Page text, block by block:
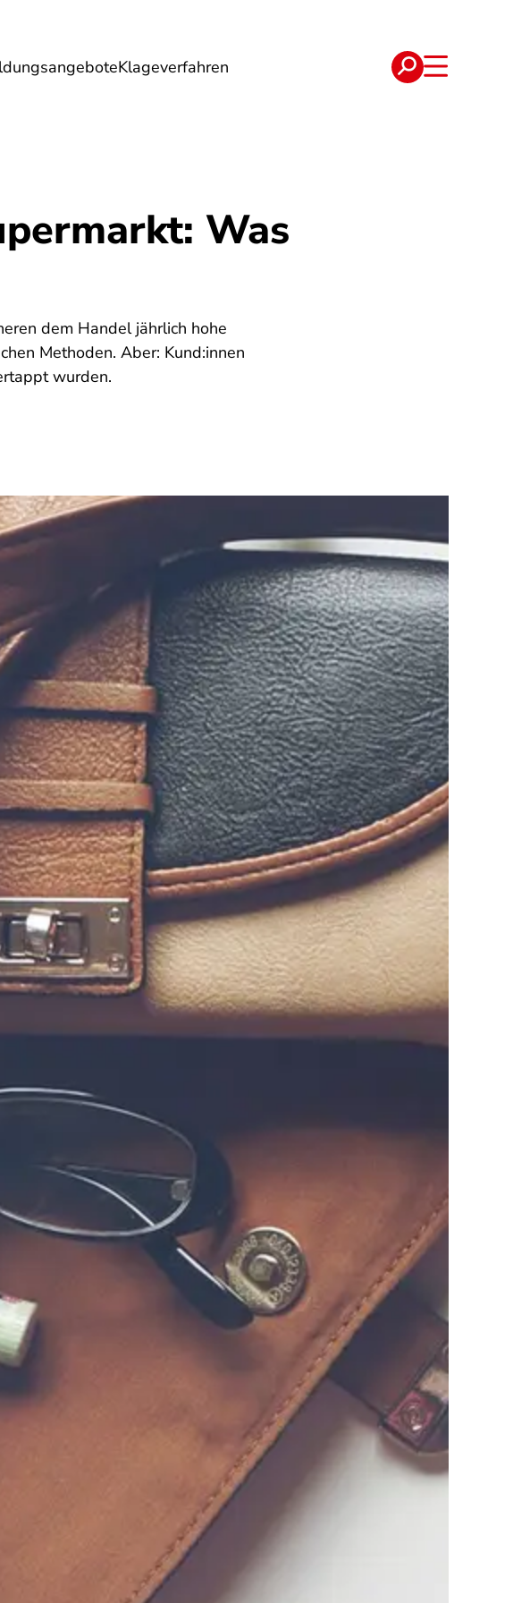
Klageverfahren
Reise Verträge
Was
dem Handel jährlich hohe
Methoden. Aber: Kund:innen
wurden.